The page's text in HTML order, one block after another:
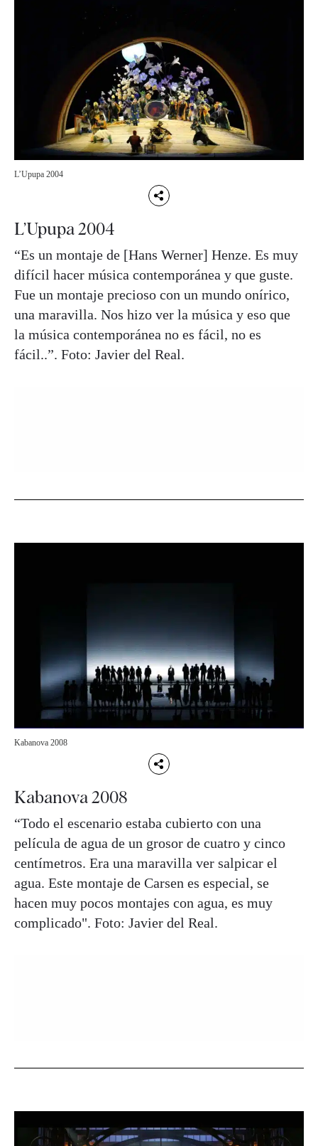
L’Upupa 2004
L’Upupa 2004
“Es un montaje de [Hans Werner] Henze. Es muy
difícil hacer música contemporánea y que guste.
Fue un montaje precioso con un mundo onírico,
una maravilla. Nos hizo ver la música y eso que
la música contemporánea no es fácil, no es
fácil..”. Foto: Javier del Real.
Kabanova 2008
Kabanova 2008
“Todo el escenario estaba cubierto con una
película de agua de un grosor de cuatro y cinco
centímetros. Era una maravilla ver salpicar el
agua. Este montaje de Carsen es especial, se
hacen muy pocos montajes con agua, es muy
complicado". Foto: Javier del Real.